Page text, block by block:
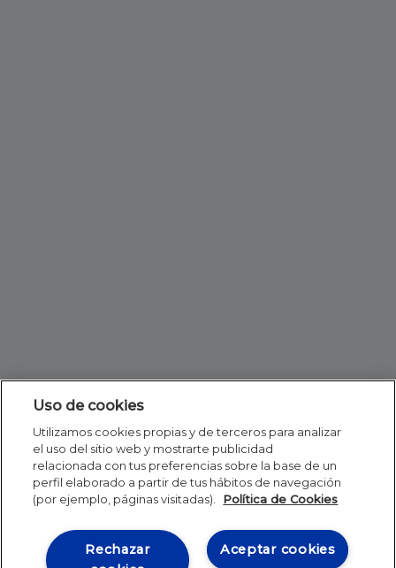
Uso de cookies
Utilizamos cookies propias y de terceros para analizar
el uso del sitio web y mostrarte publicidad
relacionada con tus preferencias sobre la base de un
perfil elaborado a partir de tus hábitos de navegación
(por ejemplo, páginas visitadas).
Política de Cookies
Aceptar cookies
Rechazar